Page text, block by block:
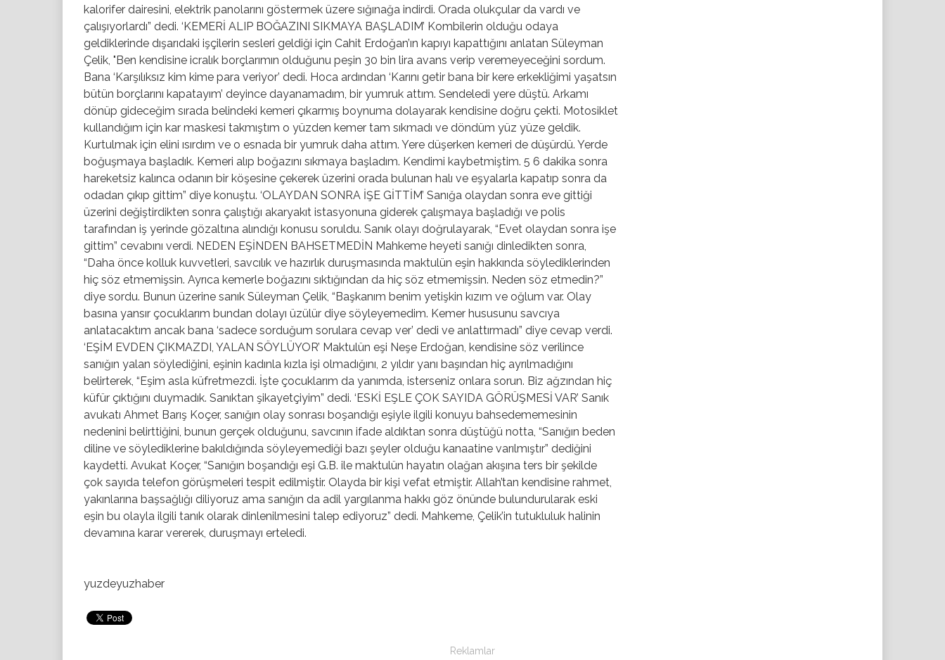
kalorifer dairesini, elektrik panolarını göstermek üzere sığınağa indirdi. Orada olukçular da vardı ve
çalışıyorlardı” dedi. ‘KEMERİ ALIP BOĞAZINI SIKMAYA BAŞLADIM’ Kombilerin olduğu odaya
geldiklerinde dışarıdaki işçilerin sesleri geldiği için Cahit Erdoğan’ın kapıyı kapattığını anlatan Süleyman
Çelik, "Ben kendisine icralık borçlarımın olduğunu peşin 30 bin lira avans verip veremeyeceğini sordum.
Bana ‘Karşılıksız kim kime para veriyor’ dedi. Hoca ardından ‘Karını getir bana bir kere erkekliğimi yaşatsın
bütün borçlarını kapatayım’ deyince dayanamadım, bir yumruk attım. Sendeledi yere düştü. Arkamı
dönüp gideceğim sırada belindeki kemeri çıkarmış boynuma dolayarak kendisine doğru çekti. Motosiklet
kullandığım için kar maskesi takmıştım o yüzden kemer tam sıkmadı ve döndüm yüz yüze geldik.
Kurtulmak için elini ısırdım ve o esnada bir yumruk daha attım. Yere düşerken kemeri de düşürdü. Yerde
boğuşmaya başladık. Kemeri alıp boğazını sıkmaya başladım. Kendimi kaybetmiştim. 5 6 dakika sonra
hareketsiz kalınca odanın bir köşesine çekerek üzerini orada bulunan halı ve eşyalarla kapatıp sonra da
odadan çıkıp gittim” diye konuştu. ‘OLAYDAN SONRA İŞE GİTTİM’ Sanığa olaydan sonra eve gittiği
üzerini değiştirdikten sonra çalıştığı akaryakıt istasyonuna giderek çalışmaya başladığı ve polis
tarafından iş yerinde gözaltına alındığı konusu soruldu. Sanık olayı doğrulayarak, “Evet olaydan sonra işe
gittim” cevabını verdi. NEDEN EŞİNDEN BAHSETMEDİN Mahkeme heyeti sanığı dinledikten sonra,
“Daha önce kolluk kuvvetleri, savcılık ve hazırlık duruşmasında maktulün eşin hakkında söylediklerinden
hiç söz etmemişsin. Ayrıca kemerle boğazını sıktığından da hiç söz etmemişsin. Neden söz etmedin?”
diye sordu. Bunun üzerine sanık Süleyman Çelik, “Başkanım benim yetişkin kızım ve oğlum var. Olay
basına yansır çocuklarım bundan dolayı üzülür diye söyleyemedim. Kemer hususunu savcıya
anlatacaktım ancak bana ‘sadece sorduğum sorulara cevap ver’ dedi ve anlattırmadı” diye cevap verdi.
‘EŞİM EVDEN ÇIKMAZDI, YALAN SÖYLÜYOR’ Maktulün eşi Neşe Erdoğan, kendisine söz verilince
sanığın yalan söylediğini, eşinin kadınla kızla işi olmadığını, 2 yıldır yanı başından hiç ayrılmadığını
belirterek, “Eşim asla küfretmezdi. İşte çocuklarım da yanımda, isterseniz onlara sorun. Biz ağzından hiç
küfür çıktığını duymadık. Sanıktan şikayetçiyim” dedi. ‘ESKİ EŞLE ÇOK SAYIDA GÖRÜŞMESİ VAR’ Sanık
avukatı Ahmet Barış Koçer, sanığın olay sonrası boşandığı eşiyle ilgili konuyu bahsedememesinin
nedenini belirttiğini, bunun gerçek olduğunu, savcının ifade aldıktan sonra düştüğü notta, “Sanığın beden
diline ve söylediklerine bakıldığında söyleyemediği bazı şeyler olduğu kanaatine varılmıştır” dediğini
kaydetti. Avukat Koçer, “Sanığın boşandığı eşi G.B. ile maktulün hayatın olağan akışına ters bir şekilde
çok sayıda telefon görüşmeleri tespit edilmiştir. Olayda bir kişi vefat etmiştir. Allah’tan kendisine rahmet,
yakınlarına başsağlığı diliyoruz ama sanığın da adil yargılanma hakkı göz önünde bulundurularak eski
eşin bu olayla ilgili tanık olarak dinlenilmesini talep ediyoruz” dedi. Mahkeme, Çelik’in tutukluluk halinin
devamına karar vererek, duruşmayı erteledi.
yuzdeyuzhaber
Reklamlar